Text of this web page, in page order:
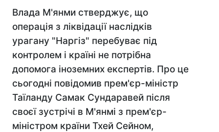
Влада М'янми стверджує, що
операція з ліквідації наслідків
урагану "Наргіз" перебуває під
контролем і країні не потрібна
допомога іноземних експертів. Про це
сьогодні повідомив прем'єр-міністр
Таїланду Самак Сундаравей після
своєї зустрічі в М'янмі з прем'єр-
міністром країни Тхей Сейном,